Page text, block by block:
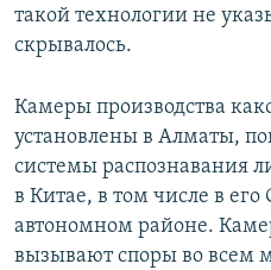
такой технологии не
скрывалось.
Камеры производства
установлены в Алматы,
системы распознавания
в Китае, в том числе в
автономном районе.
вызывают споры во всем